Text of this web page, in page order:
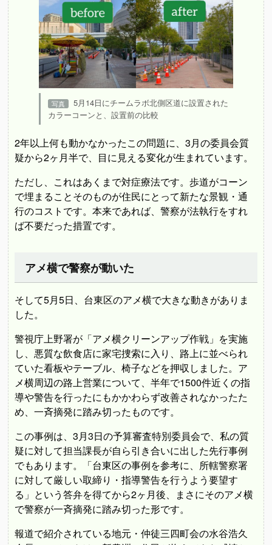
5月14日にチームラボ北側区道に設置された
カラーコーンと、設置前の比較
2年以上何も動かなかったこの問題に、3月の委員会質
疑から2ヶ月半で、目に見える変化が生まれています。
ただし、これはあくまで対症療法です。歩道がコーン
で埋まることそのものが住民にとって新たな景観・通
行のコストです。本来であれば、警察が法執行をすれ
ば不要だった措置です。
アメ横で警察が動いた
そして5月5日、台東区のアメ横で大きな動きがありま
した。
警視庁上野署が「アメ横クリーンアップ作戦」を実施
し、悪質な飲食店に家宅捜索に入り、路上に並べられ
ていた看板やテーブル、椅子などを押収しました。ア
メ横周辺の路上営業について、半年で1500件近くの指
導や警告を行ったにもかかわらず改善されなかったた
め、一斉摘発に踏み切ったものです。
この事例は、3月3日の予算審査特別委員会で、私の質
疑に対して担当課長が自ら引き合いに出した先行事例
でもあります。「台東区の事例を参考に、所轄警察署
に対して厳しい取締り・指導警告を行うよう要望す
る」という答弁を得てから2ヶ月後、まさにそのアメ横
で警察が一斉摘発に踏み切った形です。
報道で紹介されている地元・仲徒三四町会の水谷浩久